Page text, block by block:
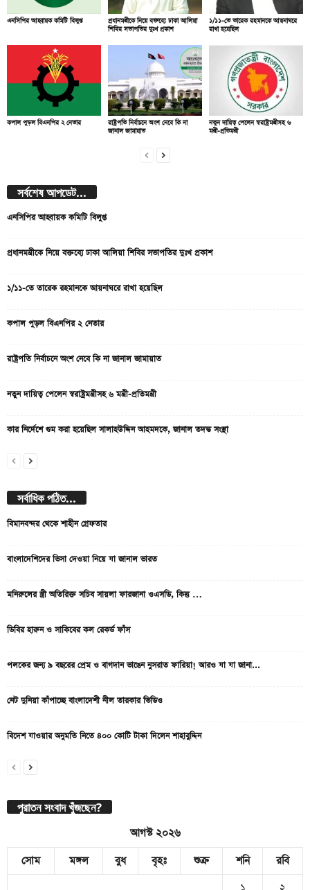
এনসিপির আহ্বায়ক কমিটি বিলুপ্ত
প্রধানমন্ত্রীকে নিয়ে বক্তব্যে ঢাকা আলিয়া
শিবির সভাপতির দুঃখ প্রকাশ
১/১১-তে তারেক রহমানকে আয়নাঘরে
রাখা হয়েছিল
কপাল পুড়ল বিএনপির ২ নেতার
রাষ্ট্রপতি নির্বাচনে অংশ নেবে কি না
জানাল জামায়াত
নতুন দায়িত্ব পেলেন স্বরাষ্ট্রমন্ত্রীসহ ৬
মন্ত্রী-প্রতিমন্ত্রী
সর্বশেষ আপডেট...
এনসিপির আহ্বায়ক কমিটি বিলুপ্ত
প্রধানমন্ত্রীকে নিয়ে বক্তব্যে ঢাকা আলিয়া শিবির সভাপতির দুঃখ প্রকাশ
১/১১-তে তারেক রহমানকে আয়নাঘরে রাখা হয়েছিল
কপাল পুড়ল বিএনপির ২ নেতার
রাষ্ট্রপতি নির্বাচনে অংশ নেবে কি না জানাল জামায়াত
নতুন দায়িত্ব পেলেন স্বরাষ্ট্রমন্ত্রীসহ ৬ মন্ত্রী-প্রতিমন্ত্রী
কার নির্দেশে গুম করা হয়েছিল সালাহউদ্দিন আহমদকে, জানাল তদন্ত সংস্থা
সর্বাধিক পঠিত...
বিমানবন্দর থেকে শাহীন গ্রেফতার
বাংলাদেশিদের ভিসা দেওয়া নিয়ে যা জানাল ভারত
মনিরুলের স্ত্রী অতিরিক্ত সচিব সায়লা ফারজানা ওএসডি, কিন্তু …
ডিবির হারুন ও সাকিবের কল রেকর্ড ফাঁস
পলকের জন্য ৯ বছরের প্রেম ও বাগদান ভাঙেন নুসরাত ফারিয়া! আরও যা যা জানা...
নেট দুনিয়া কাঁপাচ্ছে বাংলাদেশী নীল তারকার ভিডিও
বিদেশ যাওয়ার অনুমতি নিতে ৪০০ কোটি টাকা দিলেন শাহাবুদ্দিন
পুরাতন সংবাদ খুঁজছেন?
আগস্ট ২০২৬
সোম
মঙ্গল বুধ বৃহঃ শুক্র শনি
রবি